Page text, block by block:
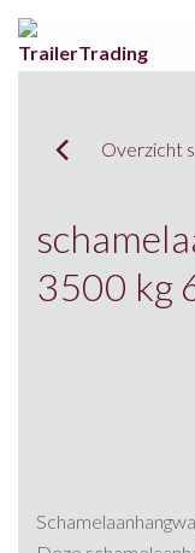
Overzicht
3500 kg